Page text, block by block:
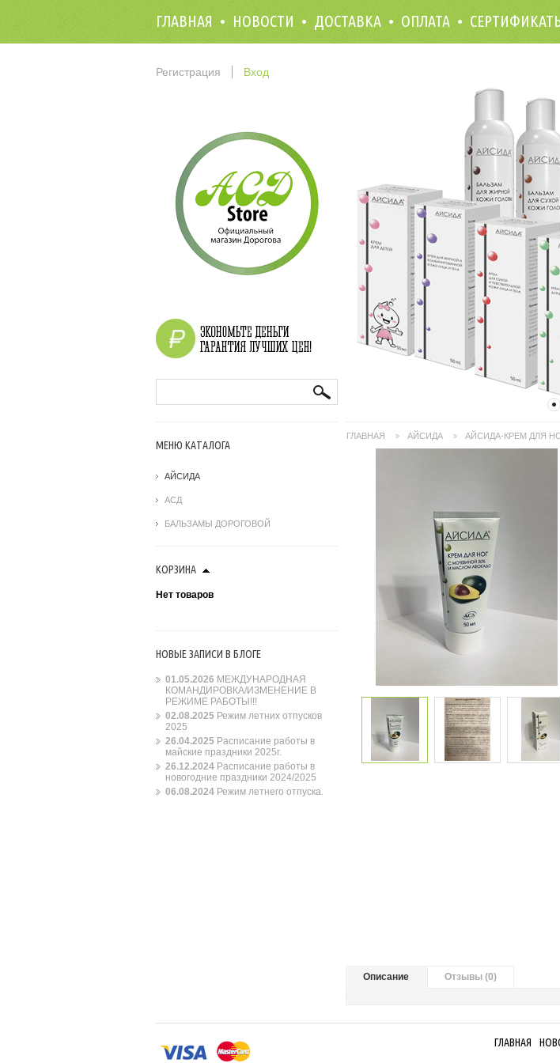
ГЛАВНАЯ НОВОСТИ ДОСТАВКА ОПЛАТА
Регистрация Вход
МЕНЮ КАТАЛОГА
АЙСИДА
АСД
БАЛЬЗАМЫ ДОРОГОВОЙ
КОРЗИНА
Нет товаров
НОВЫЕ ЗАПИСИ В БЛОГЕ
01.05.2026 МЕЖДУНАРОДНАЯ
КОМАНДИРОВКА/ИЗМЕНЕНИЕ В
РЕЖИМЕ РАБОТЫ!!!
02.08.2025 Режим летних отпусков
2025
26.04.2025 Расписание работы в
майские праздники 2025г.
26.12.2024 Расписание работы в
новогодние праздники 2024/2025
06.08.2024 Режим летнего отпуска.
ГЛАВНАЯ
АЙСИДА
АЙСИДА-КРЕМ ДЛЯ
Описание Отзывы (0)
ГЛАВНАЯ